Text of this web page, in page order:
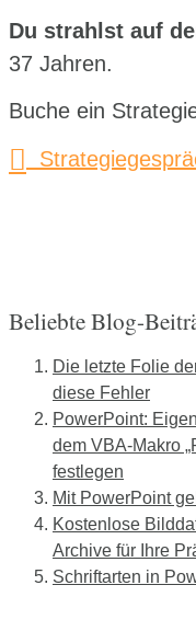
Du strahlst auf
37 Jahren.
Buche ein
Beliebte Blog-
Die letzte Folie
diese Fehler
PowerPoint:
dem VBA-Makro
festlegen
Mit PowerPoint
Kostenlose
Archive für Ihre
Schriftarten in